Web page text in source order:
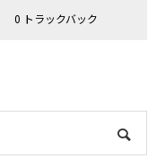
0 トラックバック